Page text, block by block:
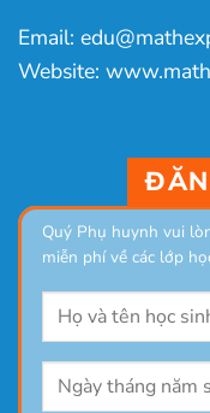
Email:
Website:
Quý Phụ huynh vui
miễn phí về các lớp